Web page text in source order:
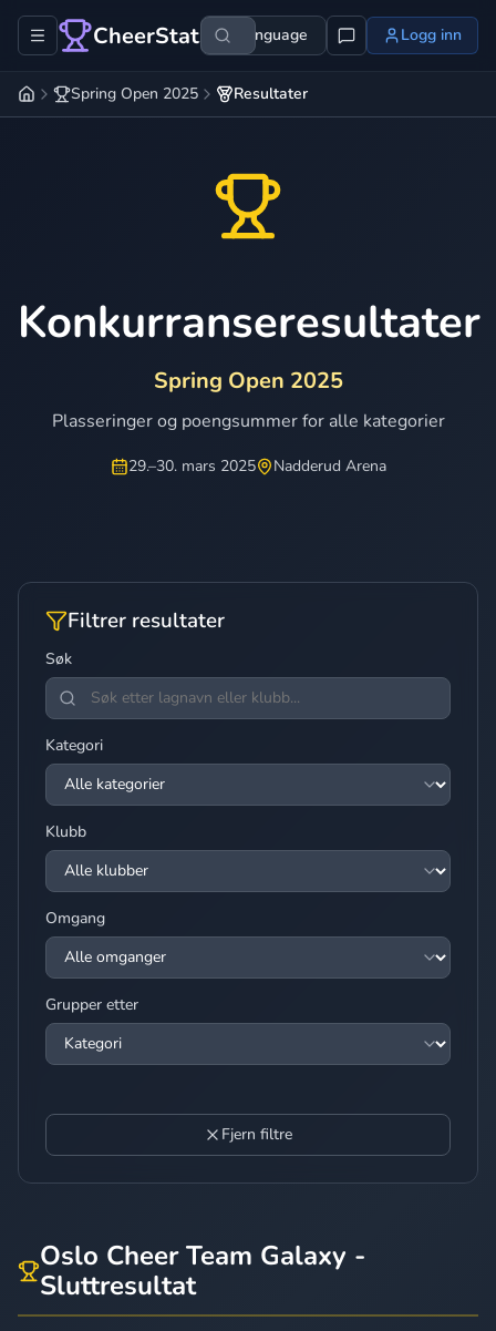
CheerStats Language Logg inn
Spring Open 2025 Resultater
Konkurranseresultater
Spring Open 2025
Plasseringer og poengsummer for alle kategorier
29.–30. mars 2025 Nadderud Arena
Filtrer resultater
Søk
Kategori
Klubb
Omgang
Grupper etter
Fjern filtre
Oslo Cheer Team Galaxy -
Sluttresultat